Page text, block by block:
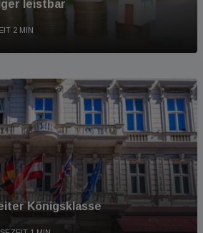
leistbar
2 MIN
Königsklasse